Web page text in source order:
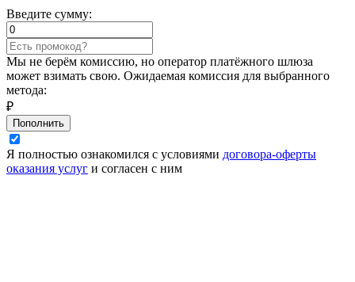
Введите сумму:
Мы не берём комиссию, но оператор платёжного шлюза
может взимать свою. Ожидаемая комиссия для выбранного
метода:
₽
Пополнить
Я полностью ознакомился с условиями договора-оферты
оказания услуг и согласен с ним